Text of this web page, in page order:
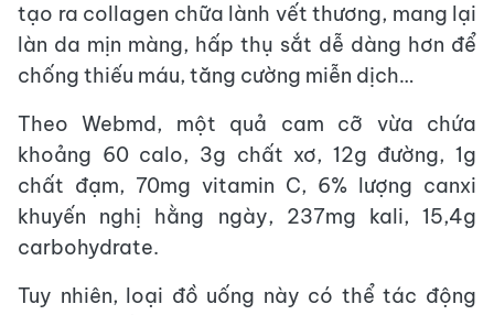
tạo ra collagen chữa lành vết thương, mang lại
làn da mịn màng, hấp thụ sắt dễ dàng hơn để
chống thiếu máu, tăng cường miễn dịch…
Theo Webmd, một quả cam cỡ vừa chứa
khoảng 60 calo, 3g chất xơ, 12g đường, 1g
chất đạm, 70mg vitamin C, 6% lượng canxi
khuyến nghị hằng ngày, 237mg kali, 15,4g
carbohydrate.
Tuy nhiên, loại đồ uống này có thể tác động